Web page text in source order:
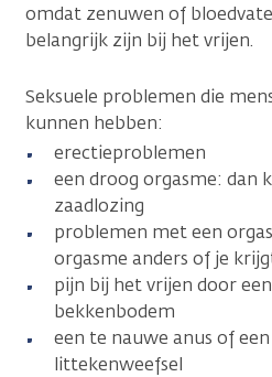
omdat zenuwen of
belangrijk zijn bij het vrijen.
Seksuele problemen die
kunnen hebben:
erectieproblemen
een droog orgasme: dan
zaadlozing
problemen met een
orgasme anders of je
pijn bij het vrijen door
bekkenbodem
een te nauwe anus of
littekenweefsel